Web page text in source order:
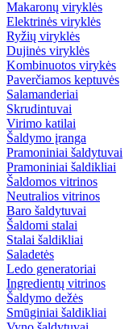
Makaronų viryklės
Elektrinės viryklės
Ryžių viryklės
Dujinės viryklės
Kombinuotos virykės
Paverčiamos keptuvės
Salamanderiai
Skrudintuvai
Virimo katilai
Šaldymo įranga
Pramoniniai šaldytuvai
Pramoniniai šaldikliai
Šaldomos vitrinos
Neutralios vitrinos
Baro šaldytuvai
Šaldomi stalai
Stalai šaldikliai
Saladetės
Ledo generatoriai
Ingredientų vitrinos
Šaldymo dežės
Smūginiai šaldikliai